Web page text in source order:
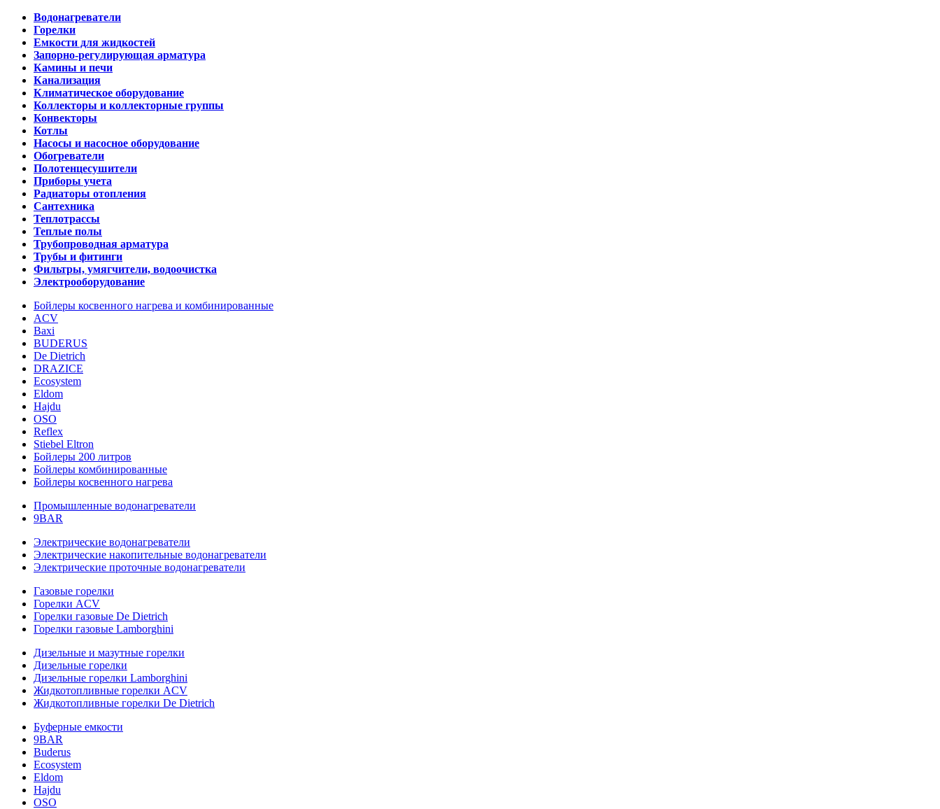
Водонагреватели
Горелки
Емкости для жидкостей
Запорно-регулирующая арматура
Камины и печи
Канализация
Климатическое оборудование
Коллекторы и коллекторные группы
Конвекторы
Котлы
Насосы и насосное оборудование
Обогреватели
Полотенцесушители
Приборы учета
Радиаторы отопления
Сантехника
Теплотрассы
Теплые полы
Трубопроводная арматура
Трубы и фитинги
Фильтры, умягчители, водоочистка
Электрооборудование
Бойлеры косвенного нагрева и комбинированные
ACV
Baxi
BUDERUS
De Dietrich
DRAZICE
Ecosystem
Eldom
Hajdu
OSO
Reflex
Stiebel Eltron
Бойлеры 200 литров
Бойлеры комбинированные
Бойлеры косвенного нагрева
Промышленные водонагреватели
9BAR
Электрические водонагреватели
Электрические накопительные водонагреватели
Электрические проточные водонагреватели
Газовые горелки
Горелки ACV
Горелки газовые De Dietrich
Горелки газовые Lamborghini
Дизельные и мазутные горелки
Дизельные горелки
Дизельные горелки Lamborghini
Жидкотопливные горелки ACV
Жидкотопливные горелки De Dietrich
Буферные емкости
9BAR
Buderus
Ecosystem
Eldom
Hajdu
OSO